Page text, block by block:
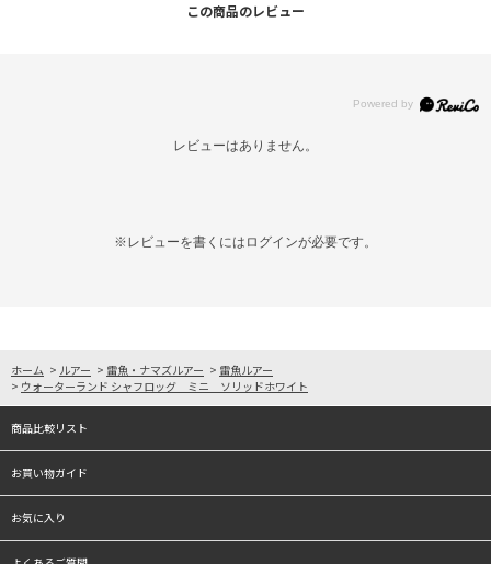
この商品のレビュー
レビューはありません。
※レビューを書くには ログインが必要です。
ホーム > ルアー > 雷魚・ナマズルアー > 雷魚ルアー
> ウォーターランド シャフロッグ ミニ ソリッドホワイト
商品比較リスト
お買い物ガイド
お気に入り